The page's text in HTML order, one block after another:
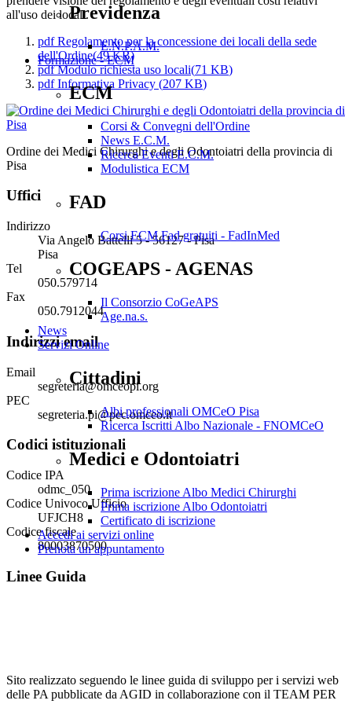
Previdenza
E.N.P.A.M.
Formazione - ECM
ECM
Corsi & Convegni dell'Ordine
News E.C.M.
Ricerca Eventi E.C.M.
Modulistica ECM
FAD
Corsi ECM Fad gratuiti - FadInMed
COGEAPS - AGENAS
Il Consorzio CoGeAPS
Age.na.s.
News
Servizi Online
Cittadini
Albi professionali OMCeO Pisa
Ricerca Iscritti Albo Nazionale - FNOMCeO
Medici e Odontoiatri
Prima iscrizione Albo Medici Chirurghi
Prima iscrizione Albo Odontoiatri
Certificato di iscrizione
Accedi ai servizi online
Prenota un appuntamento
all'uso dei locali.
pdfRegolamento per la concessione dei locali della sede
dell'Ordine(49 KB)
pdfModulo richiesta uso locali(71 KB)
pdfInformativa Privacy (207 KB)
Ordine dei Medici Chirurghi e degli Odontoiatri della provincia di
Pisa
Uffici
Indirizzo
Via Angelo Battelli 5 - 56127 - Pisa
Pisa
Tel
050.579714
Fax
050.7912044
Indirizzi email
Email
segreteria@omceopi.org
PEC
segreteria.pi@pec.omceo.it
Codici istituzionali
Codice IPA
odmc_050
Codice Univoco Ufficio
UFJCH8
Codice fiscale
80003870500
Linee Guida
Sito realizzato seguendo le linee guida di sviluppo per i servizi web
delle PA pubblicate da AGID in collaborazione con il TEAM PER